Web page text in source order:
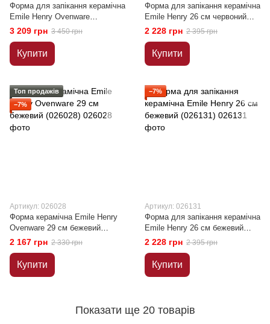
Форма для запікання керамічна
Emile Henry Ovenware
блакитний (019654)
3 209 грн 3 450 грн
Купити
Форма для запікання керамічна
Emile Henry 26 см червоний
(346131)
2 228 грн 2 395 грн
Купити
Топ продажів
−7%
Артикул: 026028
Форма керамічна Emile Henry
Ovenware 29 см бежевий
(026028)
2 167 грн 2 330 грн
Купити
−7%
Артикул: 026131
Форма для запікання керамічна
Emile Henry 26 см бежевий
(026131)
2 228 грн 2 395 грн
Купити
Показати ще 20 товарів